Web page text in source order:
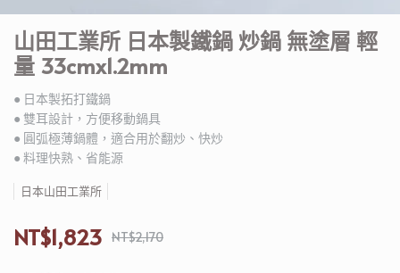
山田工業所 日本製鐵鍋 炒鍋 無塗層 輕
量 33cmx1.2mm
● 日本製拓打鐵鍋
● 雙耳設計，方便移動鍋具
● 圓弧極薄鍋體，適合用於翻炒、快炒
● 料理快熟、省能源
日本山田工業所
NT$1,823 NT$2,170